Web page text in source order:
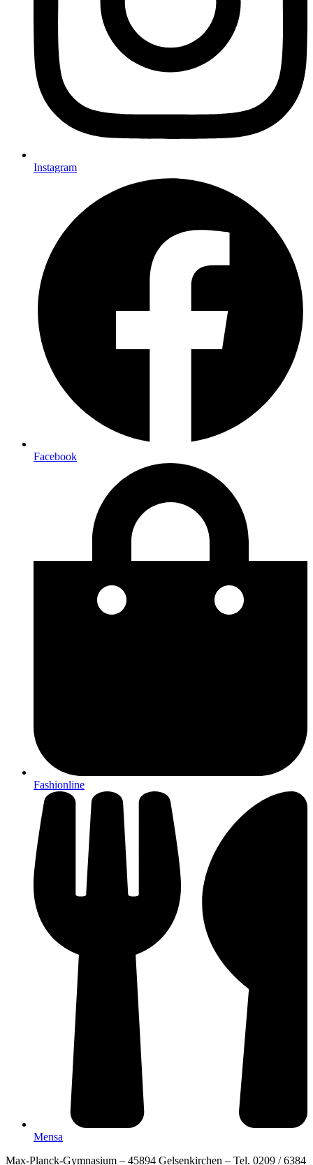
Instagram
Facebook
Fashionline
Mensa
Max-Planck-Gymnasium – 45894 Gelsenkirchen – Tel. 0209 / 6384